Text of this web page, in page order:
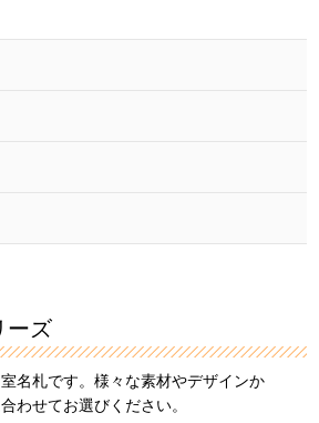
ーズ
名札です。様々な素材やデザインか
わせてお選びください。